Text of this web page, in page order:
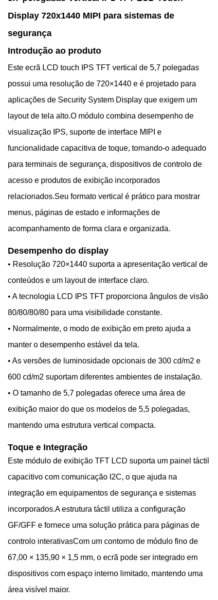
Display 720x1440 MIPI para sistemas de
segurança
Introdução ao produto
Este ecrã LCD touch IPS TFT vertical de 5,7 polegadas
possui uma resolução de 720×1440 e é projetado para
aplicações de Security System Display que exigem um
layout de tela alto.O módulo combina desempenho de
visualização IPS, suporte de interface MIPI e
funcionalidade capacitiva de toque, tornando-o adequado
para terminais de segurança, dispositivos de controlo de
acesso e produtos de exibição incorporados
relacionados.Seu formato vertical é prático para mostrar
menus, páginas de estado e informações de
acompanhamento de forma clara e organizada.
Desempenho do display
• Resolução 720×1440 suporta a apresentação vertical de
conteúdos e um layout de interface claro.
• A tecnologia LCD IPS TFT proporciona ângulos de visão
80/80/80/80 para uma visibilidade constante.
• Normalmente, o modo de exibição em preto ajuda a
manter o desempenho estável da tela.
• As versões de luminosidade opcionais de 300 cd/m2 e
600 cd/m2 suportam diferentes ambientes de instalação.
• O tamanho de 5,7 polegadas oferece uma área de
exibição maior do que os modelos de 5,5 polegadas,
mantendo uma estrutura vertical compacta.
Toque e Integração
Este módulo de exibição TFT LCD suporta um painel táctil
capacitivo com comunicação I2C, o que ajuda na
integração em equipamentos de segurança e sistemas
incorporados.A estrutura táctil utiliza a configuração
GF/GFF e fornece uma solução prática para páginas de
controlo interativasCom um contorno de módulo fino de
67,00 × 135,90 × 1,5 mm, o ecrã pode ser integrado em
dispositivos com espaço interno limitado, mantendo uma
área visível maior.